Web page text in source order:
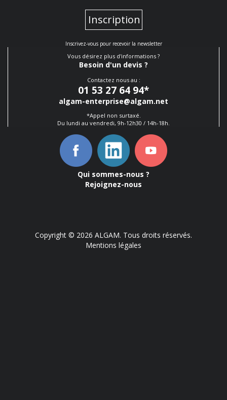
Inscription
Inscrivez-vous pour recevoir la newsletter
Vous désirez plus d'informations ?
Besoin d'un devis ?
Contactez nous au :
01 53 27 64 94*
algam-enterprise@algam.net
*Appel non surtaxé.
Du lundi au vendredi, 9h-12h30 / 14h-18h.
Qui sommes-nous ?
Rejoignez-nous
Copyright © 2026 ALGAM. Tous droits réservés.
Mentions légales